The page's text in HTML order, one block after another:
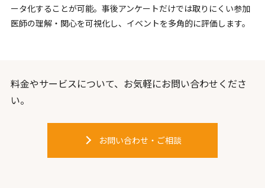
ータ化することが可能。事後アンケートだけでは取りにくい参加
医師の理解・関心を可視化し、イベントを多角的に評価します。
料金やサービスについて、お気軽にお問い合わせくださ
い。
お問い合わせ・ご相談